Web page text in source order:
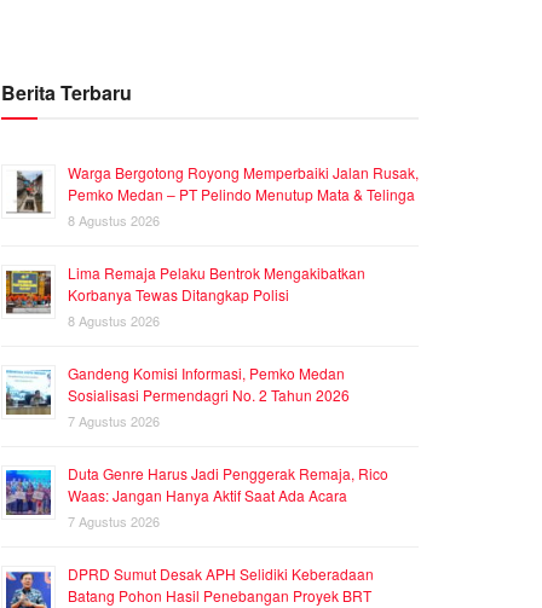
Berita Terbaru
Warga Bergotong Royong Memperbaiki Jalan Rusak,
Pemko Medan – PT Pelindo Menutup Mata & Telinga
8 Agustus 2026
Lima Remaja Pelaku Bentrok Mengakibatkan
Korbanya Tewas Ditangkap Polisi
8 Agustus 2026
Gandeng Komisi Informasi, Pemko Medan
Sosialisasi Permendagri No. 2 Tahun 2026
7 Agustus 2026
Duta Genre Harus Jadi Penggerak Remaja, Rico
Waas: Jangan Hanya Aktif Saat Ada Acara
7 Agustus 2026
DPRD Sumut Desak APH Selidiki Keberadaan
Batang Pohon Hasil Penebangan Proyek BRT